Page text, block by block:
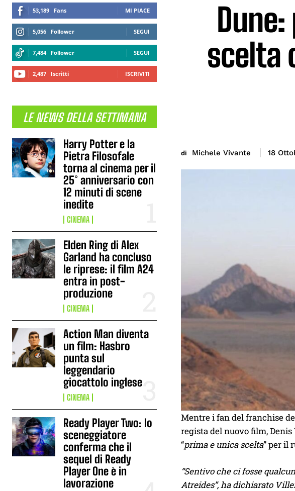
53,189 Fans MI PIACE
5,056 Follower SEGUI
7,484 Follower SEGUI
2,487 Iscritti ISCRIVITI
LE NEWS DELLA SETTIMANA
Harry Potter e la
Pietra Filosofale
torna al cinema per il
25° anniversario con
12 minuti di scene
inedite
CINEMA
Elden Ring di Alex
Garland ha concluso
le riprese: il film A24
entra in post-
produzione
CINEMA
Action Man diventa
un film: Hasbro
punta sul
leggendario
giocattolo inglese
CINEMA
Ready Player Two: lo
sceneggiatore
conferma che il
sequel di Ready
Player One è in
lavorazione
scelta
di Michele Vivante 18
Mentre i fan del franchise
regista del nuovo film,
“prima e unica scelta” per il
“Sentivo che ci fosse
Atreides”, ha dichiarato